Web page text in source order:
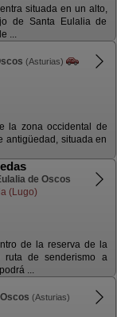
situada en un alto,
de Santa Eulalia de
...
(Asturias)
la zona occidental de
antigüedad, situada en
de Oscos
(Lugo)
de la reserva de la
ruta de senderismo a
...
(Asturias)